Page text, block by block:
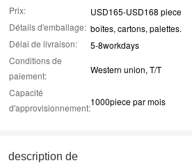
Prix:
USD165-USD168 piece
Détails d'emballage: boîtes, cartons, palettes.
Délai de livraison:
5-8workdays
Conditions de
paiement:
Western union, T/T
Capacité
d'approvisionnement:
1000piece par mois
description de